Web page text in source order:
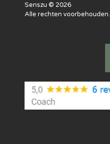
Senszu © 2026
Alle rechten voorbehouden.